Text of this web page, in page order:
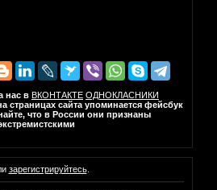
нас в ВКОНТАКТЕ ОДНОКЛАСНИКИ
страницах сайта упоминается фейсбук
что в России они признаны
зарегистрируйтесь.